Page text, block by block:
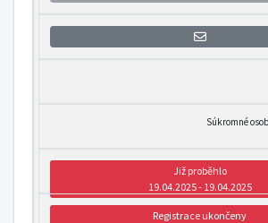
Přihlášení
Súkromné
Již proběhlo
19.04.2025 - 19.04.2025
Registrace ukončeny